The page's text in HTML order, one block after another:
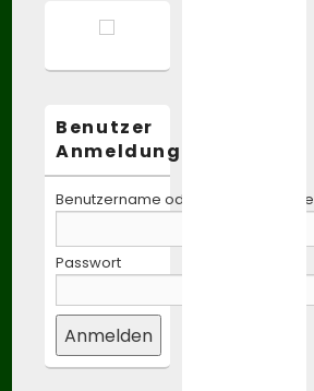
Benutzer
Anmeldung:
Benutzername oder E-Mail-Adresse
Passwort